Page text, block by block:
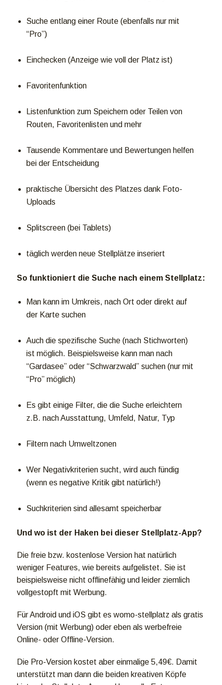
Suche entlang einer Route (ebenfalls nur mit
“Pro”)
Einchecken (Anzeige wie voll der Platz ist)
Favoritenfunktion
Listenfunktion zum Speichern oder Teilen von
Routen, Favoritenlisten und mehr
Tausende Kommentare und Bewertungen helfen
bei der Entscheidung
praktische Übersicht des Platzes dank Foto-
Uploads
Splitscreen (bei Tablets)
täglich werden neue Stellplätze inseriert
So funktioniert die Suche nach einem Stellplatz:
Man kann im Umkreis, nach Ort oder direkt auf
der Karte suchen
Auch die spezifische Suche (nach Stichworten)
ist möglich. Beispielsweise kann man nach
“Gardasee” oder “Schwarzwald” suchen (nur mit
“Pro” möglich)
Es gibt einige Filter, die die Suche erleichtern
z.B. nach Ausstattung, Umfeld, Natur, Typ
Filtern nach Umweltzonen
Wer Negativkriterien sucht, wird auch fündig
(wenn es negative Kritik gibt natürlich!)
Suchkriterien sind allesamt speicherbar
Und wo ist der Haken bei dieser Stellplatz-App?
Die freie bzw. kostenlose Version hat natürlich
weniger Features, wie bereits aufgelistet. Sie ist
beispielsweise nicht offlinefähig und leider ziemlich
vollgestopft mit Werbung.
Für Android und iOS gibt es womo-stellplatz als gratis
Version (mit Werbung) oder eben als werbefreie
Online- oder Offline-Version.
Die Pro-Version kostet aber einmalige 5,49€. Damit
unterstützt man dann die beiden kreativen Köpfe